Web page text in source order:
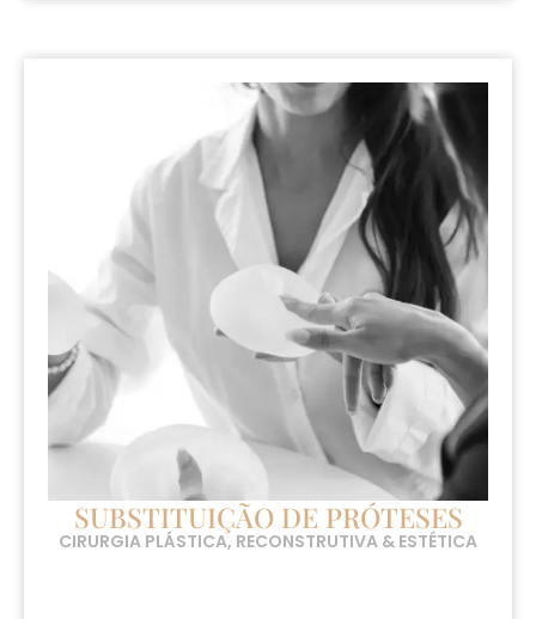
SUBSTITUIÇÃO DE PRÓTESES
CIRURGIA PLÁSTICA, RECONSTRUTIVA & ESTÉTICA